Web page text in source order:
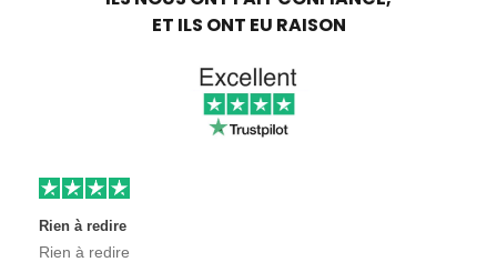
ET ILS ONT EU RAISON
Rien à redire
Rien à redire